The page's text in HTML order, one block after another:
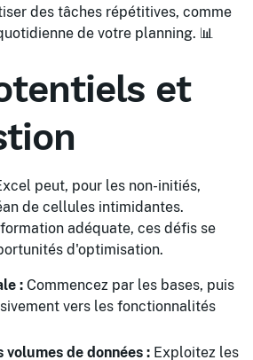
des tâches répétitives, comme
de votre planning. 📊
et
peut, pour les non-initiés,
de cellules intimidantes.
adéquate, ces défis se
d'optimisation.
: Commencez par les bases, puis
vers les fonctionnalités
volumes de données : Exploitez les